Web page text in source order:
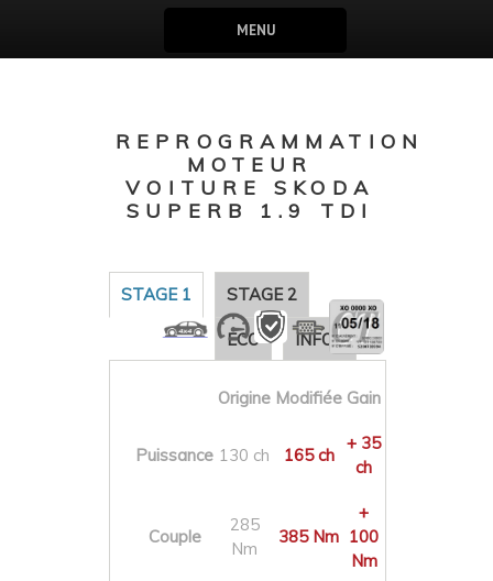
MENU
REPROGRAMMATION
MOTEUR
VOITURE SKODA
SUPERB 1.9 TDI
STAGE 1 STAGE 2
ECO INFOS
Origine Modifiée Gain
Puissance 130 ch 165 ch
+ 35
ch
Couple
285
Nm
385 Nm
+
100
Nm